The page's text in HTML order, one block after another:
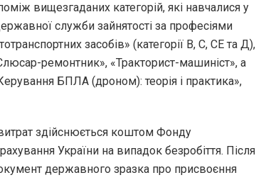
вищезгаданих категорій, які навчалися у
служби зайнятості за професіями
засобів» (категорії В, С, СЕ та Д),
ремонтник», «Тракторист-машиніст», а
БПЛА (дроном): теорія і практика»,
здійснюється коштом Фонду
України на випадок безробіття. Після
державного зразка про присвоєння